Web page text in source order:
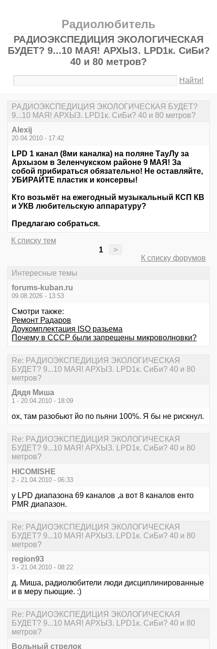
Радиолюбитель
РАДИОЭКСПЕДИЦИЯ ЭКОЛОГИЧЕСКАЯ
БУДЕТ? 9...10 МАЯ! АРХЫЗ. LPD1к. СиБи?
40 и 80 метров?
Найти!
РАДИОЭКСПЕДИЦИЯ ЭКОЛОГИЧЕСКАЯ БУДЕТ?
9...10 МАЯ! АРХЫЗ. LPD1к. СиБи? 40 и 80 метров?
Alexij
20.04.2010 - 17:42
LPD 1 канал (8ми каналка) на поляне ТауЛу за
Архызом в Зеленчукском районе 9 МАЯ! За
собой прибираться обязательно! Не оставляйте,
УБИРАЙТЕ пластик и консервы!
Кто возьмёт на ежегодный музыкальный КСП КВ
и УКВ любительскую аппаратуру?
Предлагаю собраться.
К списку тем
1
>
К списку форумов
Интересные темы
forums-kuban.ru
09.08.2026 - 13:53
Смотри также:
Ремонт Радаров
Доукомплектация ISO разьема
Почему в СССР были запрещены микроволновки?
Re: РАДИОЭКСПЕДИЦИЯ ЭКОЛОГИЧЕСКАЯ
БУДЕТ? 9...10 МАЯ! АРХЫЗ. LPD1к. СиБи? 40 и 80
метров?
Дядя Миша
1 - 20.04.2010 - 18:09
ох, там разобьют йо по пьяни 100%. Я бы не рискнул.
Re: РАДИОЭКСПЕДИЦИЯ ЭКОЛОГИЧЕСКАЯ
БУДЕТ? 9...10 МАЯ! АРХЫЗ. LPD1к. СиБи? 40 и 80
метров?
HICOMISHE
2 - 21.04.2010 - 06:33
у LPD диапазона 69 каналов ,а вот 8 каналов енто
PMR диапазон.
Re: РАДИОЭКСПЕДИЦИЯ ЭКОЛОГИЧЕСКАЯ
БУДЕТ? 9...10 МАЯ! АРХЫЗ. LPD1к. СиБи? 40 и 80
метров?
region93
3 - 21.04.2010 - 08:22
д. Миша, радиолюбители люди дисциплинированные
и в меру пьющие. :)
Re: РАДИОЭКСПЕДИЦИЯ ЭКОЛОГИЧЕСКАЯ
БУДЕТ? 9...10 МАЯ! АРХЫЗ. LPD1к. СиБи? 40 и 80
метров?
Вольный стрелок